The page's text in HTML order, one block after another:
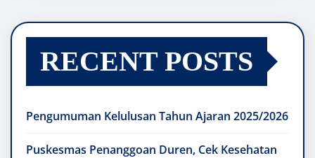
RECENT POSTS
Pengumuman Kelulusan Tahun Ajaran 2025/2026
Puskesmas Penanggoan Duren, Cek Kesehatan